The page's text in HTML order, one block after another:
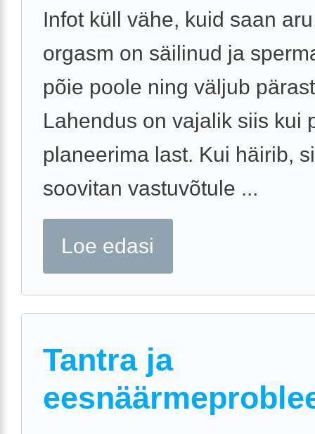
Infot küll vähe, kuid saan
orgasm on säilinud ja
põie poole ning väljub
Lahendus on vajalik siis kui
planeerima last. Kui häirib,
soovitan vastuvõtule ...
Loe edasi
Tantra ja